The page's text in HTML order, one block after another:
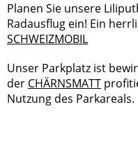
Planen Sie unsere
Radausflug ein! Ein
SCHWEIZMOBIL
Unser Parkplatz ist
der CHÄRNSMATT
Nutzung des Parkareals.